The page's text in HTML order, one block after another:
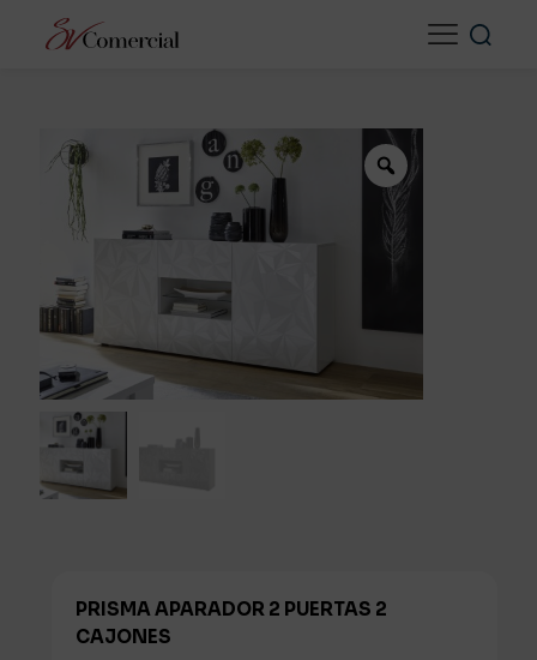
PRISMA APARADOR 2 PUERTAS 2
CAJONES